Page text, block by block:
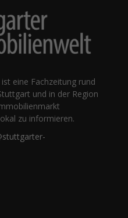
eine Fachzeitung rund
und in der Region
zu informieren.